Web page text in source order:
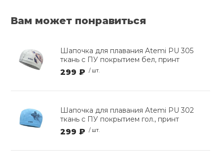
Вам может понравиться
Шапочка для плавания Atemi PU 305
ткань с ПУ покрытием бел, принт
299 ₽ / шт.
Шапочка для плавания Atemi PU 302
ткань с ПУ покрытием гол., принт
299 ₽ / шт.